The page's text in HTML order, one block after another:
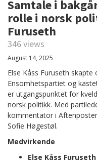
Samtale i
rolle i norsk
Furuseth
346 views
August 14, 2025
Else Kåss Furuseth
Ensomhetspartiet og
er utgangspunktet for
norsk politikk. Med
kommentator i
Sofie Høgestøl.
Medvirkende
Else Kåss Furuseth